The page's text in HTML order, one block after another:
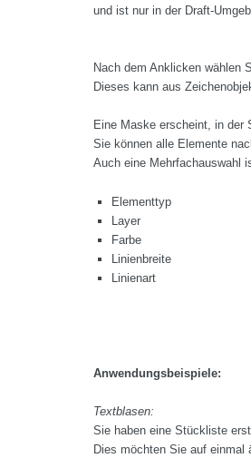
und ist nur in der Draft-
Nach dem Anklicken wählen
Dieses kann aus
Eine Maske erscheint, in der
Sie können alle Elemente
Auch eine Mehrfachauswahl
Elementtyp
Layer
Farbe
Linienbreite
Linienart
Anwendungsbeispiele:
Textblasen:
Sie haben eine Stückliste
Dies möchten Sie auf